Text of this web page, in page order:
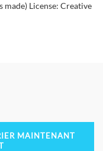
made) License: Creative
MAINTENANT